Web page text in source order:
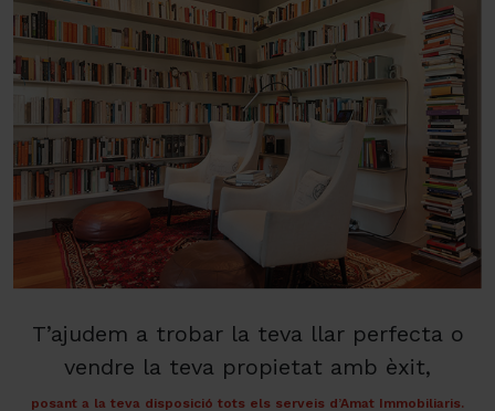
T’ajudem a trobar la teva llar perfecta o
vendre la teva propietat amb èxit,
posant a la teva disposició tots els serveis d’Amat Immobiliaris.